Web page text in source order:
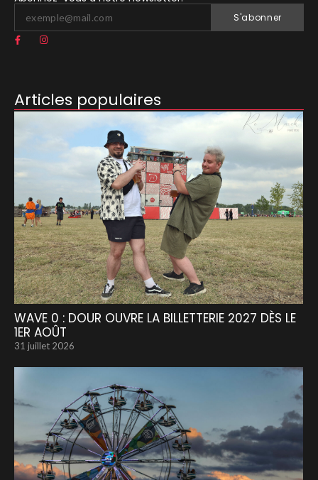
S'abonner
Articles populaires
WAVE 0 : DOUR OUVRE LA BILLETTERIE 2027 DÈS LE
1ER AOÛT
31 juillet 2026